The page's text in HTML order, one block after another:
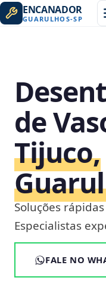
ENCANADOR
GUARULHOS-SP
de
Tijuco,
Soluções
Especialistas
FALE NO